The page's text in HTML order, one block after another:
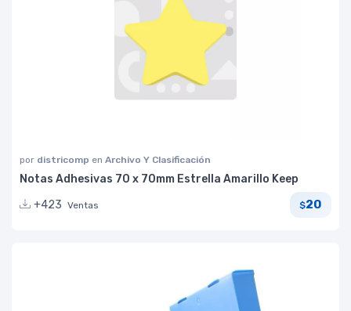
por districomp en Archivo Y Clasificación
Notas Adhesivas 70 x 70mm Estrella Amarillo Keep
+423 Ventas $20